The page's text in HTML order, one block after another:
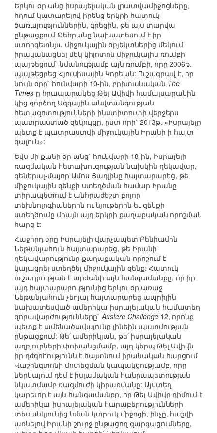
Երկու օր անց իսրայելական լրատվամիջոցները,
հղում կատարելով իրենց երկրի հատուկ
ծառայություններին, գրեցին, թե այս տարվա
ընթացքում Թեհրանը նախատեսում է իր
ստորգետնյա միջուկային օբյեկտներից մեկում
իրականացնել մեկ կիլոտոն միջուկային ռումբի
պայթեցում` նմանությամբ այն ռումբի, որը 2006թ.
պայթեցրեց Հյուսիսային Կորեան: Ուշագրավ է, որ
նույն օրը` հունվարի 10-ին, բրիտանական The
Times-ը հրապարակեց Թել Ավիվի համալսարանին
կից գործող Ազգային անվտանգության
հետազոտությունների ինստիտուտի վերջերս
պատրաստած զեկույցը, ըստ որի` 2013թ. «Իսրայելը
պետք է պատրաստվի միջուկային Իրանի ի հայտ
գալուն»:
Եվս մի քանի օր անց` հունվարի 18-ին, Իսրայելի
ռազմական հետախուզության նախկին ղեկավար,
գեներալ-մայոր Ամոս Յադլինը հայտարարեց, թե
միջուկային զենքի ստեղծման համար Իրանը
տիրապետում է անհրաժեշտ բոլոր
տեխնոլոգիաներին ու նյութերին եւ զենքի
ստեղծումը միայն այդ երկրի քաղաքական որոշման
հարց է:
Հաջորդ օրը Իսրայելի վարչապետ Բենիամին
Նեթանյահուն հայտարարեց, թե Իրանի
ղեկավարությունը քաղաքական որոշում է
կայացրել ստեղծել միջուկային զենք: Հատուկ
ուշադրության է արժանի այն հանգամանքը, որ իր
այդ հայտարարությունից երկու օր առաջ
Նեթանյահուն չեղյալ հայտարարեց ապրիլին
նախատեսված ամերիկա-իսրայելական համատեղ
զորավարժությունները`Austere Challenge 12, որոնք
պետք է ամենածավալունը լինեին պատմության
ընթացքում: Թե՛ ամերիկյան, թե՛ իսրայելական
աղբյուրների փոխանցմամբ, այդ կերպ Թել Ավիվն
իր դժգոհությունն է հայտնում իրանական հարցում
Վաշինգտոնի մոտեցման կապակցությամբ, որը
ներկայում դեմ է իսլամական հանրապետության
նկատմամբ ռազմուժի կիրառմանը: Այստեղ
կարեւոր է այն հանգամանքը, որ Թել Ավիվը դիմում է
ամերիկա-իսրայելական հարաբերությունների
տեսանկյունից նման կտրուկ միջոցի, ինչը, հաշվի
առնելով Իրանի շուրջ ընթացող զարգացումները,